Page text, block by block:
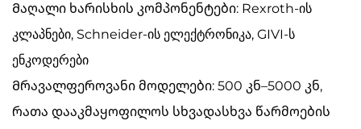
Მაღალი ხარისხის კომპონენტები: Rexroth-ის
კლაპნები, Schneider-ის ელექტრონიკა, GIVI-ს
ენკოდერები
Მრავალფეროვანი მოდელები: 500 კნ–5000 კნ,
რათა დააკმაყოფილოს სხვადასხვა წარმოების